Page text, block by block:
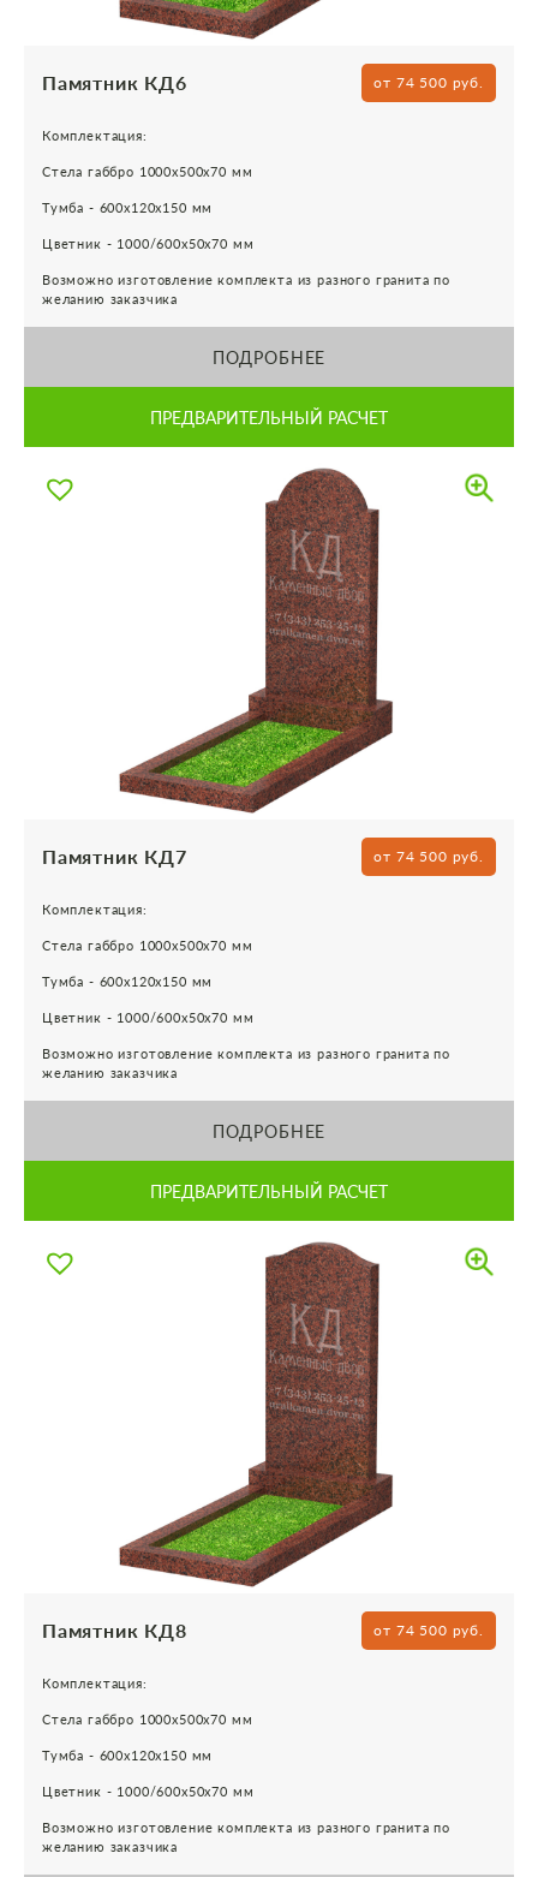
Памятник КД6 от 74 500 руб.
Комплектация:
Стела габбро 1000х500х70 мм
Тумба - 600х120х150 мм
Цветник - 1000/600х50х70 мм
Возможно изготовление комплекта из разного гранита по
желанию заказчика
ПОДРОБНЕЕ
ПРЕДВАРИТЕЛЬНЫЙ РАСЧЕТ
Памятник КД7 от 74 500 руб.
Комплектация:
Стела габбро 1000х500х70 мм
Тумба - 600х120х150 мм
Цветник - 1000/600х50х70 мм
Возможно изготовление комплекта из разного гранита по
желанию заказчика
ПОДРОБНЕЕ
ПРЕДВАРИТЕЛЬНЫЙ РАСЧЕТ
Памятник КД8 от 74 500 руб.
Комплектация:
Стела габбро 1000х500х70 мм
Тумба - 600х120х150 мм
Цветник - 1000/600х50х70 мм
Возможно изготовление комплекта из разного гранита по
желанию заказчика